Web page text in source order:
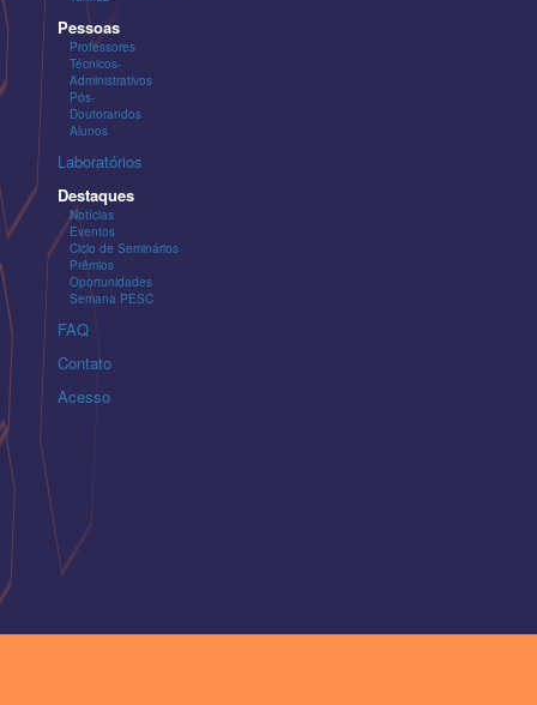
Pessoas
Professores
Técnicos-
Administrativos
Pós-
Doutorandos
Alunos
Laboratórios
Destaques
Notícias
Eventos
Ciclo de Seminários
Prêmios
Oportunidades
Semana PESC
FAQ
Contato
Acesso